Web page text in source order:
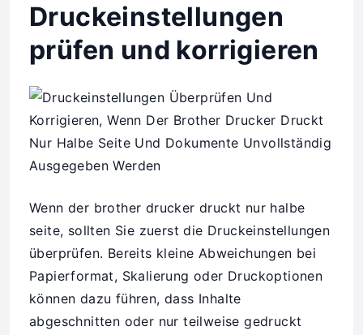
Druckeinstellungen
prüfen und korrigieren
Wenn der brother drucker druckt nur halbe
seite, sollten Sie zuerst die Druckeinstellungen
überprüfen. Bereits kleine Abweichungen bei
Papierformat, Skalierung oder Druckoptionen
können dazu führen, dass Inhalte
abgeschnitten oder nur teilweise gedruckt